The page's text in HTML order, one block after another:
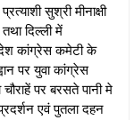
सुश्री मीनाक्षी
दिल्ली में
कांग्रेस कमेटी के
पर युवा कांग्रेस
पर बरसते पानी मे
एवं पुतला दहन